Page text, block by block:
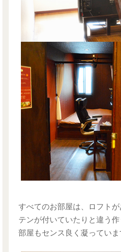
すべてのお部屋は、ロフト
テンが付いていたりと違う
部屋もセンス良く凝っていま